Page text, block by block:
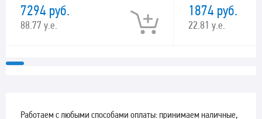
7294 руб.
88.77 у.е.
1874 руб.
22.81 у.е.
Работаем с любыми способами оплаты: принимаем наличные,